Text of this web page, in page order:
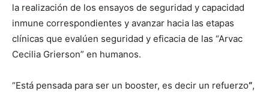
la realización de los ensayos de seguridad y capacidad
inmune correspondientes y avanzar hacia las etapas
clínicas que evalúen seguridad y eficacia de las “Arvac
Cecilia Grierson” en humanos.
“Está pensada para ser un booster, es decir un refuerzo“,